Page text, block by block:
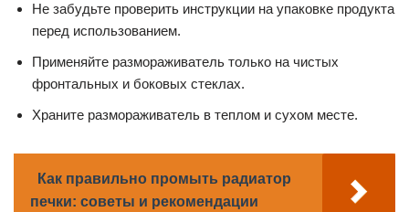
Не забудьте проверить инструкции на упаковке продукта
перед использованием.
Применяйте размораживатель только на чистых
фронтальных и боковых стеклах.
Храните размораживатель в теплом и сухом месте.
Как правильно промыть радиатор
печки: советы и рекомендации